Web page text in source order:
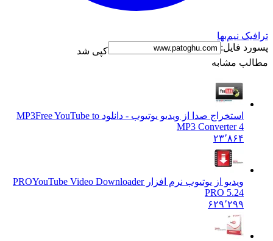
ترافیک نیم‌بها
پسورد فایل:
کپی شد
مطالب مشابه
استخراج صدا از ویدیو یوتیوب - دانلود MP3 Free YouTube to
MP3 Converter 4
۲۳٬۸۶۴
ویدیو از یوتیوب نرم افزار PROYouTube Video Downloader
PRO 5.24
۶۲۹٬۲۹۹